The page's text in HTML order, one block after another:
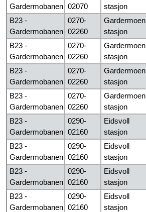
Gardermobanen 02070
stasjon
B23 -
Gardermobanen
0270-
02260
Gardermoen
stasjon
B23 -
Gardermobanen
0270-
02260
Gardermoen
stasjon
B23 -
Gardermobanen
0270-
02260
Gardermoen
stasjon
B23 -
Gardermobanen
0270-
02260
Gardermoen
stasjon
B23 -
Gardermobanen
0290-
02160
Eidsvoll
stasjon
B23 -
Gardermobanen
0290-
02160
Eidsvoll
stasjon
B23 -
Gardermobanen
0290-
02160
Eidsvoll
stasjon
B23 -
Gardermobanen
0290-
02160
Eidsvoll
stasjon